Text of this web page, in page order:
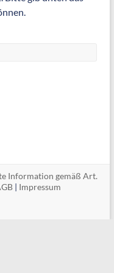
Information gemäß Art.
| Impressum